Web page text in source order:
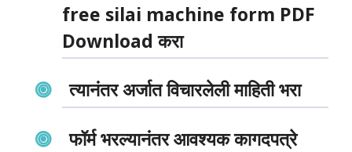
free silai machine form PDF
Download करा
त्यानंतर अर्जात विचारलेली माहिती भरा
फॉर्म भरल्यानंतर आवश्यक कागदपत्रे